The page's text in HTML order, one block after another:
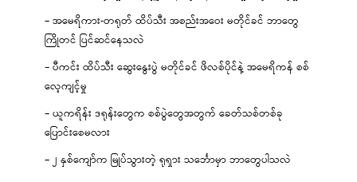
– အမေရိကား-တရုတ် ထိပ်သီး အစည်းအဝေး မတိုင်ခင် ဘာတွေ
ကြိုတင် ပြင်ဆင်နေသလဲ
– ပီကင်း ထိပ်သီး ဆွေးနွေးပွဲ မတိုင်ခင် ဖိလစ်ပိုင်နဲ့ အမေရိကန် စစ်
လေ့ကျင့်မှု
– ယူကရိန်း ဒရုန်းတွေက စစ်ပွဲတွေအတွက် ခေတ်သစ်တစ်ခု
ပြောင်းစေမလား
– ၂ နှစ်ကျော်က မြုပ်သွားတဲ့ ရုရှား သင်္ဘောမှာ ဘာတွေပါသလဲ